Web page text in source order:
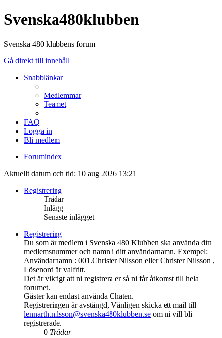
Svenska480klubben
Svenska 480 klubbens forum
Gå direkt till innehåll
Snabblänkar
Medlemmar
Teamet
FAQ
Logga in
Bli medlem
Forumindex
Aktuellt datum och tid: 10 aug 2026 13:21
Registrering
Trådar
Inlägg
Senaste inlägget
Registrering
Du som är medlem i Svenska 480 Klubben ska använda ditt
medlemsnummer och namn i ditt användarnamn. Exempel:
Användarnamn : 001.Christer Nilsson eller Christer Nilsson ,
Lösenord är valfritt.
Det är viktigt att ni registrera er så ni får åtkomst till hela
forumet.
Gäster kan endast använda Chaten.
Registreringen är avstängd, Vänligen skicka ett mail till
lennarth.nilsson@svenska480klubben.se om ni vill bli
registrerade.
0 Trådar